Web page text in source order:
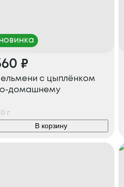
₽
с цыплёнком
домашнему
г
В корзину